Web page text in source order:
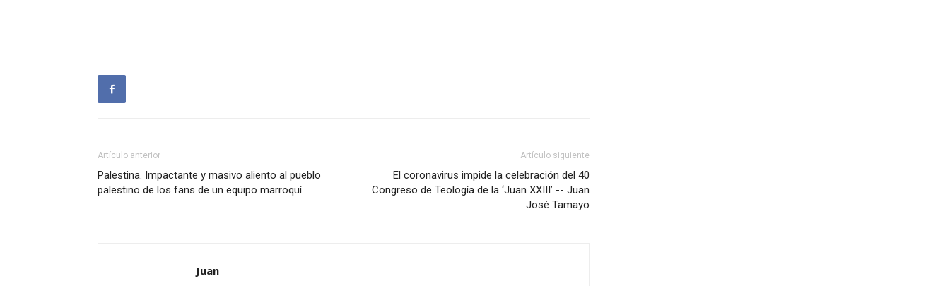
Artículo anterior
Palestina. Impactante y masivo aliento al pueblo
palestino de los fans de un equipo marroquí
Artículo siguiente
El coronavirus impide la celebración del 40
Congreso de Teología de la ‘Juan XXIII’ -- Juan
José Tamayo
Juan